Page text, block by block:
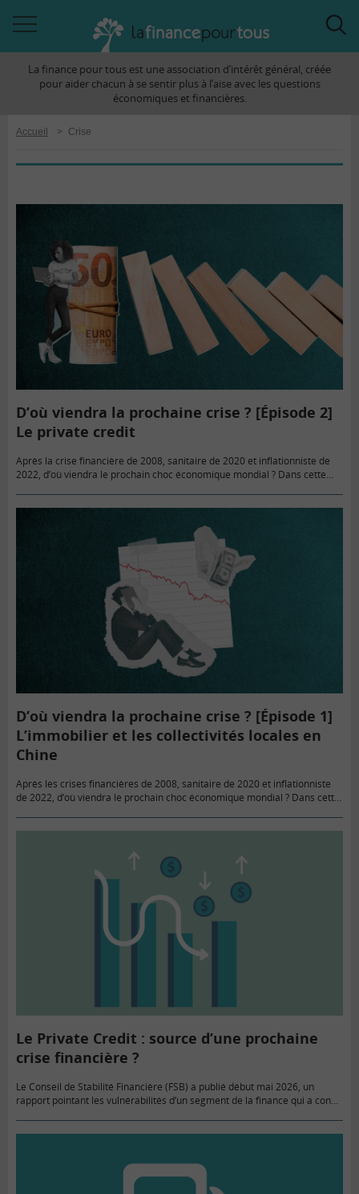
àLa finance pour tous est une association d’intérêt général, créée
pour aider chacun à se sentir plus à l’aise avec les questions
économiques et financières.
Accueil > Crise
D’où viendra la prochaine crise ? [Épisode 2]
Le private credit
Après la crise financière de 2008, sanitaire de 2020 et inflationniste de
2022, d’où viendra le prochain choc économique mondial ? Dans cette
D’où viendra la prochaine crise ? [Épisode 1]
L’immobilier et les collectivités locales en
Chine
Après les crises financières de 2008, sanitaire de 2020 et inflationniste
de 2022, d’où viendra le prochain choc économique mondial ? Dans cette
Le Private Credit : source d’une prochaine
crise financière ?
Le Conseil de Stabilité Financière (FSB) a publié début mai 2026, un
rapport pointant les vulnérabilités d’un segment de la finance qui a connu